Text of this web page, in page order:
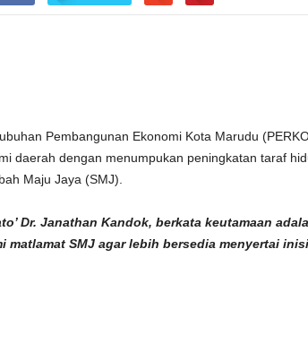
Pembangunan Ekonomi Kota Marudu
daerah dengan menumpukan peningkatan taraf
Maju Jaya (SMJ).
Dr. Janathan Kandok, berkata keutamaan
matlamat SMJ agar lebih bersedia menyertai